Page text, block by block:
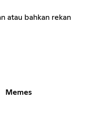
atau bahkan rekan
Memes